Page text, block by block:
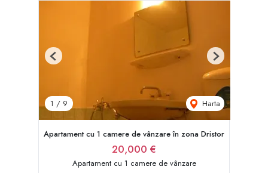
1 / 9 Harta
Previous Next
Apartament cu 1 camere de vânzare în zona Dristor
20,000 €
Apartament cu 1 camere de vânzare